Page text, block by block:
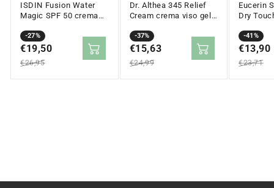
ISDIN Fusion Water
Magic SPF 50 crema
opacizzante 50 ml
-27%
Prezzo
in
saldo
€19,50
Prezzo
normale
€26,95
Dr. Althea 345 Relief
Cream crema viso gel
-37%
Prezzo
in
saldo
€15,63
Prezzo
normale
€24,99
Eucerin
Dry
grassa
-41%
Prezzo
in
saldo
€13,90
Prezzo
normale
€23,71